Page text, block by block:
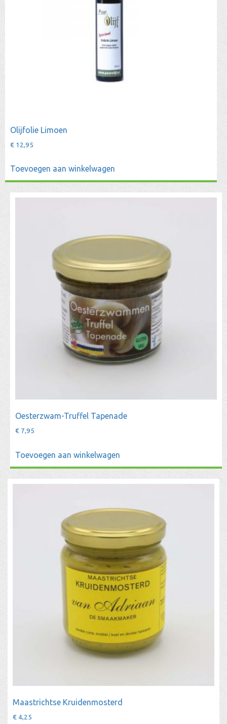
Olijfolie Limoen
€12,95
Toevoegen aan winkelwagen
Oesterzwam-Truffel Tapenade
€ 7,95
Toevoegen aan winkelwagen
Maastrichtse Kruidenmosterd
€ 4,25